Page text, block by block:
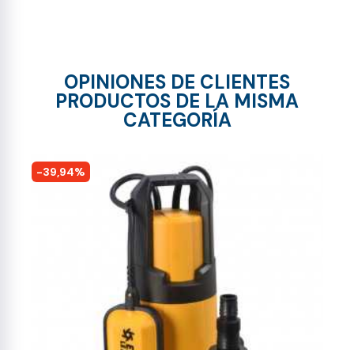
OPINIONES DE CLIENTES
PRODUCTOS DE LA MISMA
CATEGORÍA
-39,94%